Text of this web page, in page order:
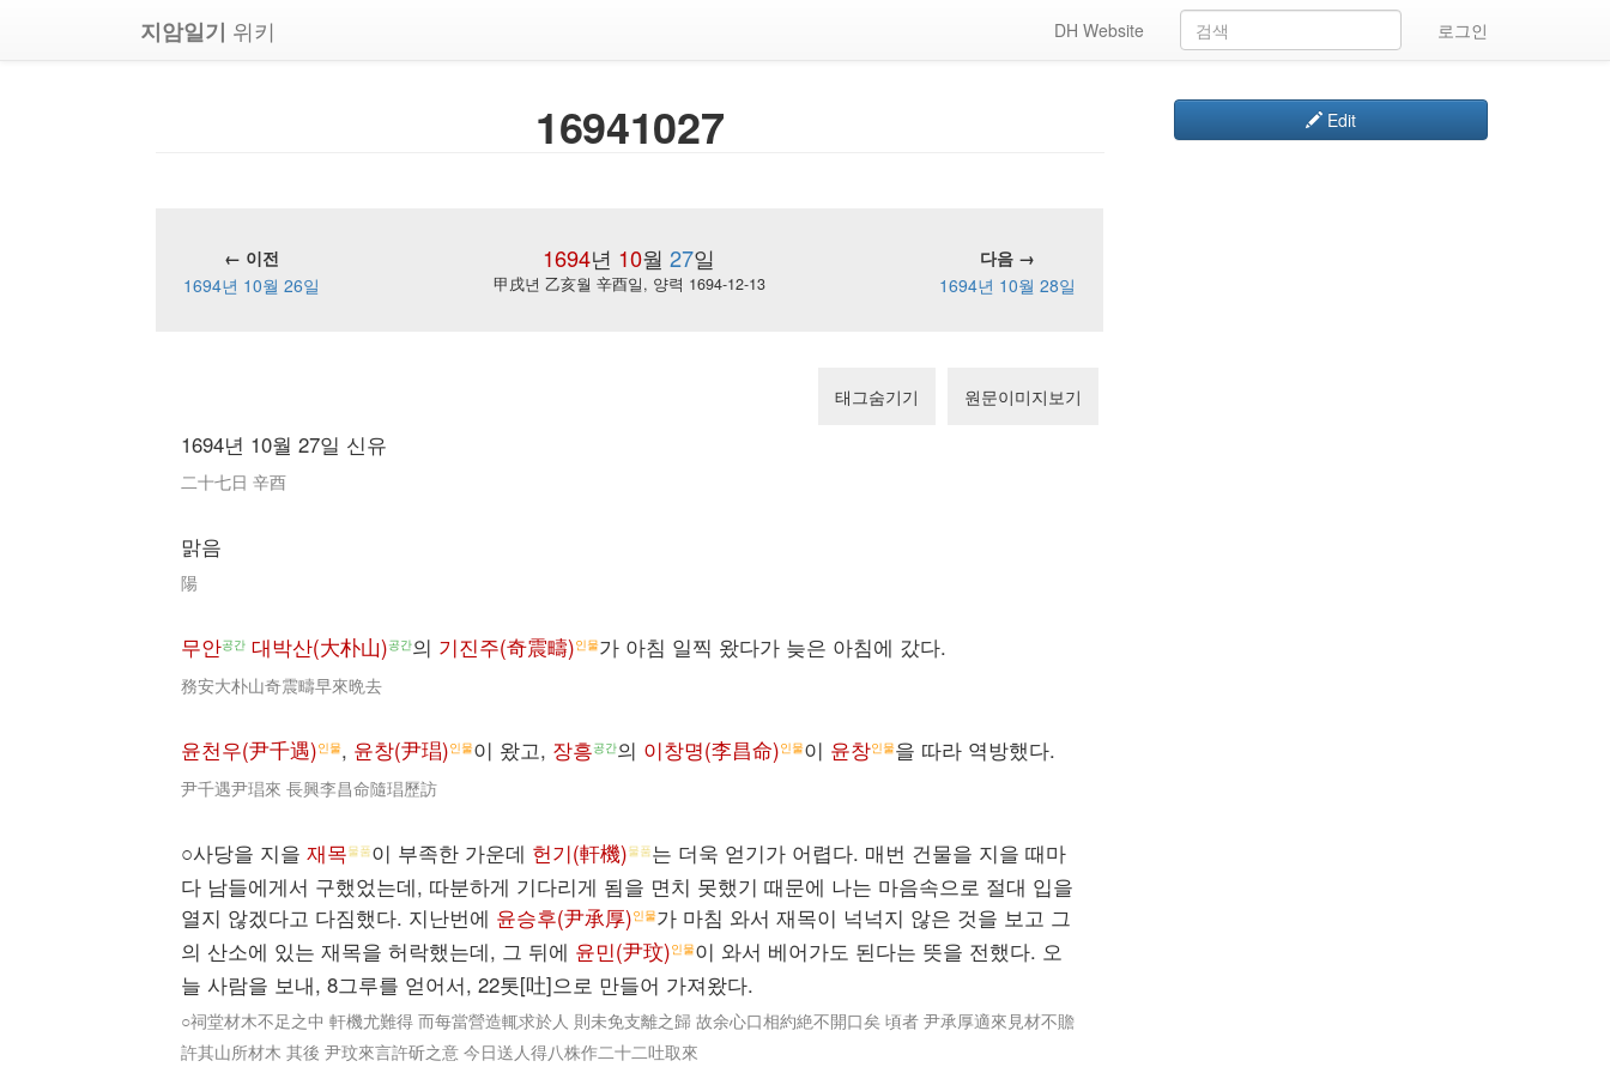
지암일기 위키 로그인
DH Website
16941027
1694년 10월 27일
← 이전
다음 →
1694년 10월 26일
甲戌년 乙亥월 辛酉일, 양력 1694-12-13 1694년 10월 28일
태그숨기기 원문이미지보기
1694년 10월 27일 신유
二十七日 辛酉
맑음
陽
무안공간 대박산(大朴山)공간의 기진주(奇震疇)인물가 아침 일찍 왔다가 늦은 아침에 갔다.
務安大朴山奇震疇早來晩去
윤천우(尹千遇)인물, 윤창(尹琩)인물이 왔고, 장흥공간의 이창명(李昌命)인물이 윤창인물을 따라 역방했다.
尹千遇尹琩來 長興李昌命隨琩歷訪
○사당을 지을 재목물품이 부족한 가운데 헌기(軒機)물품는 더욱 얻기가 어렵다. 매번 건물을 지을 때마
다 남들에게서 구했었는데, 따분하게 기다리게 됨을 면치 못했기 때문에 나는 마음속으로 절대 입을
열지 않겠다고 다짐했다. 지난번에 윤승후(尹承厚)인물가 마침 와서 재목이 넉넉지 않은 것을 보고 그
의 산소에 있는 재목을 허락했는데, 그 뒤에 윤민(尹玟)인물이 와서 베어가도 된다는 뜻을 전했다. 오
늘 사람을 보내, 8그루를 얻어서, 22톳[吐]으로 만들어 가져왔다.
○祠堂材木不足之中 軒機尤難得 而每當營造輒求於人 則未免支離之歸 故余心口相約絶不開口矣 頃者 尹承厚適來見材不贍
許其山所材木 其後 尹玟來言許斫之意 今日送人得八株作二十二吐取來
Edit